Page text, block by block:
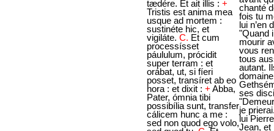
tædére. Et ait illis : +
Tristis est anima mea
usque ad mortem :
sustinéte hic, et
vigiláte. C. Et cum
processísset
páululum, prócidit
super terram : et
orábat, ut, si fíeri
posset, transíret ab eo
hora : et dixit : + Abba,
Pater, ómnia tibi
possibília sunt, transfer
cálicem hunc a me :
sed non quod ego volo,